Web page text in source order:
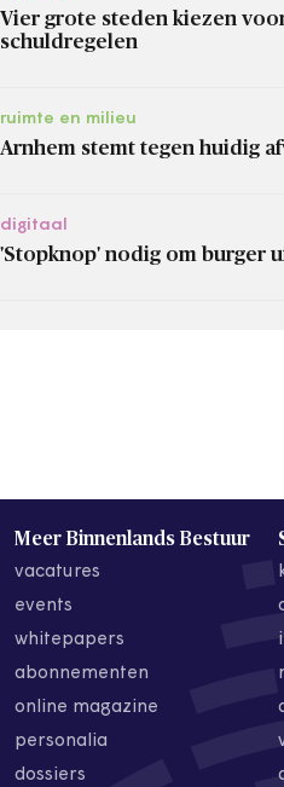
Vier grote steden kiezen
schuldregelen
ruimte en milieu
Arnhem stemt tegen huidig
digitaal
'Stopknop' nodig om burger
Meer Binnenlands Bestuur
vacatures
events
whitepapers
abonnementen
online magazine
personalia
dossiers